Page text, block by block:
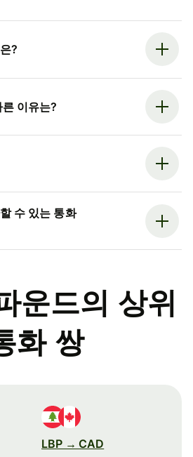
?
이유는?
수 있는 통화
운드의 상위
화 쌍
LBP → CAD